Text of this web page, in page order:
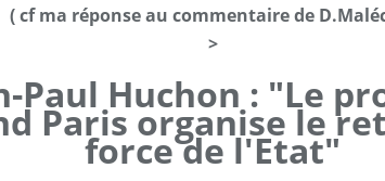
( cf ma réponse au commentaire de
>
Paul Huchon : "Le
Paris organise le
force de l'Etat"